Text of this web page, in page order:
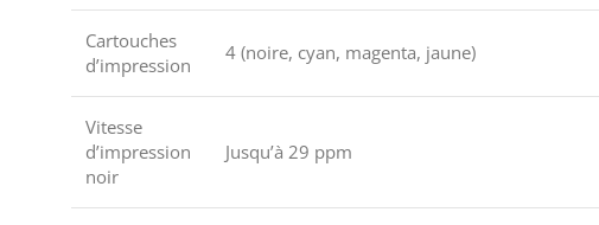
Cartouches
d’impression
4 (noire, cyan, magenta, jaune)
Vitesse
d’impression
noir
Jusqu’à 29 ppm